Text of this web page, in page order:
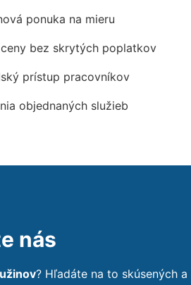
ponuka na mieru
bez skrytých poplatkov
prístup pracovníkov
objednaných služieb
nás
? Hľadáte na to skúsených